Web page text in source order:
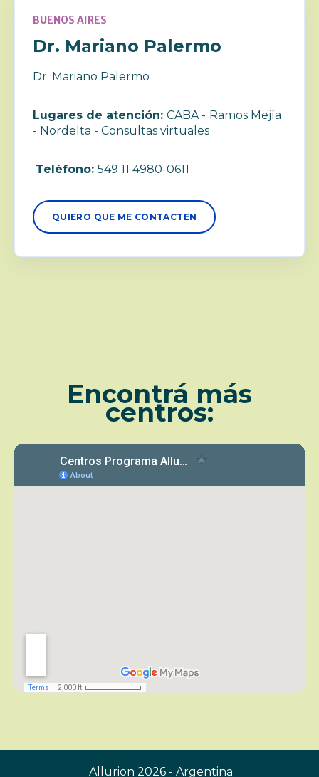
BUENOS AIRES
Dr. Mariano Palermo
Dr. Mariano Palermo
Lugares de atención: CABA - Ramos Mejía
- Nordelta - Consultas virtuales
Teléfono: 549 11 4980-0611
QUIERO QUE ME CONTACTEN
Encontrá más
centros:
Allurion 2026 - Argentina